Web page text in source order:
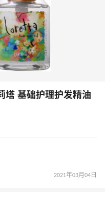
塔 基础护理护发精油
2021年03月04日